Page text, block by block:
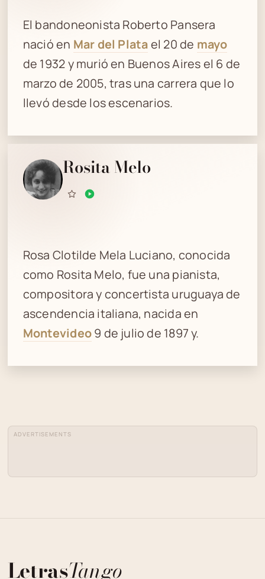
El bandoneonista Roberto Pansera
nació en Mar del Platael 20 de mayo
de 1932 y murió en Buenos Aires el 6 de
marzo de 2005, tras una carrera que lo
llevó desde los escenarios.
Rosita Melo
Rosa Clotilde Mela Luciano, conocida
como Rosita Melo, fue una pianista,
compositora y concertista uruguaya de
ascendencia italiana, nacida en
Montevideo9 de julio de 1897 y.
ADVERTISEMENTS
LetrasTango